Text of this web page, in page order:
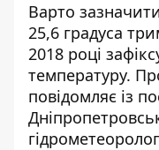
Варто
25,6 градуса
2018 році
температуру.
повідомляє із